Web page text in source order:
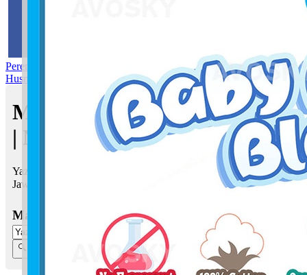
Perempuan Nama Gabungan Nama RasulAsma’ul
Husna
Maksud nama Yaziyah Edlina
| Maksud Nama dalam Islam
Yaziyah Edlina bermaksud Mudah, senang; Keadilan kita
Jawi:
Masukkan Nama: